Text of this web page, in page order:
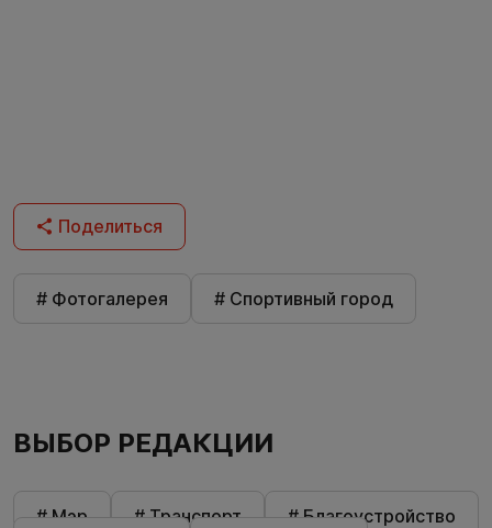
Поделиться
# Фотогалерея # Спортивный город
ВЫБОР РЕДАКЦИИ
# Мэр # Транспорт
# Благоустройство